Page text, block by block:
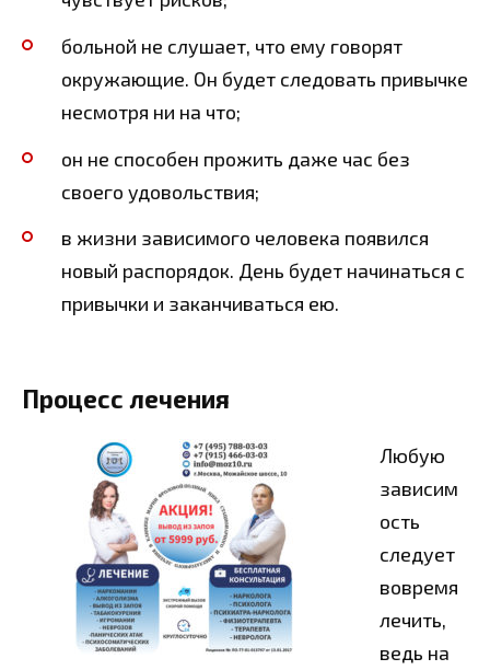
больной не слушает, что ему говорят
окружающие. Он будет следовать привычке
несмотря ни на что;
он не способен прожить даже час без
своего удовольствия;
в жизни зависимого человека появился
новый распорядок. День будет начинаться с
привычки и заканчиваться ею.
Процесс лечения
Любую
зависим
ость
следует
вовремя
лечить,
ведь на